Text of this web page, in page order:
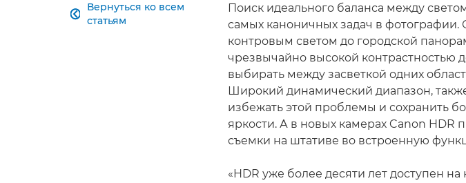
Вернуться ко всем
статьям

Поиск идеального баланса между
самых каноничных задач в фотографии.
контровым светом до городской
чрезвычайно высокой контрастностью
выбирать между засветкой одних
Широкий динамический диапазон,
избежать этой проблемы и сохранить
яркости. А в новых камерах Canon HDR
съемки на штативе во встроенную
«HDR уже более десяти лет доступен